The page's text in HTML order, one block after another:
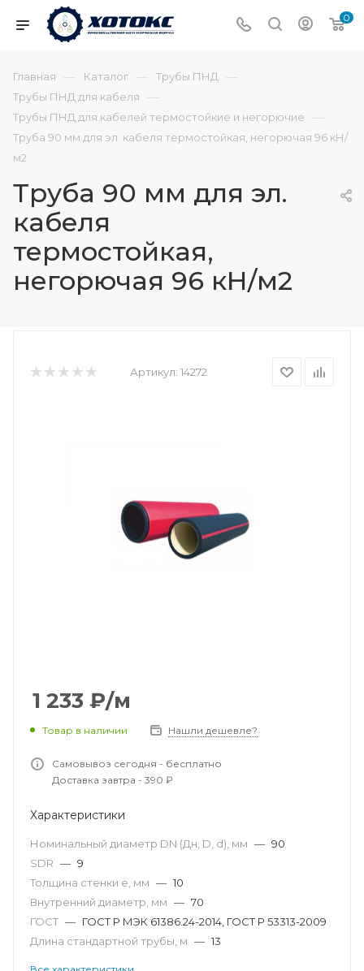
0
Главная — Каталог — Трубы ПНД —
Трубы ПНД для кабеля —
Трубы ПНД для кабелей термостойкие и негорючие —
Труба 90 мм для эл. кабеля термостойкая, негорючая 96 кН/
м2
Труба 90 мм для эл.
кабеля
термостойкая,
негорючая 96 кН/м2
Артикул: 14272
1 233 ₽/м
Товар в наличии Нашли дешевле?
Самовывоз сегодня - бесплатно
Доставка завтра - 390 ₽
Характеристики
Номинальный диаметр DN (Дн, D, d), мм — 90
SDR — 9
Толщина стенки e, мм — 10
Внутренний диаметр, мм — 70
ГОСТ — ГОСТ Р МЭК 61386.24-2014, ГОСТ Р 53313-2009
Длина стандартной трубы, м — 13